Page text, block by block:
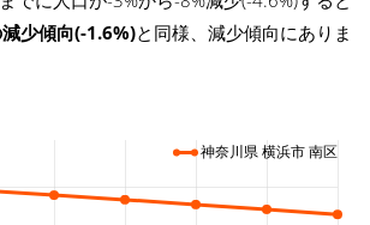
少傾向(-1.6%)と同様、減少傾向にありま
神奈川県 横浜市 南区